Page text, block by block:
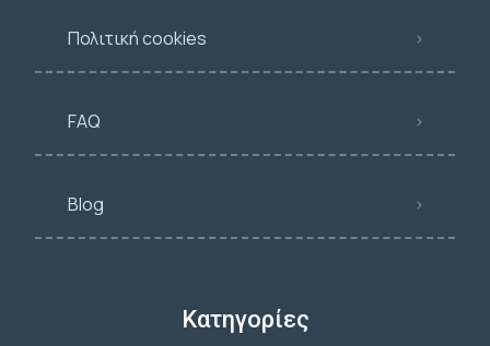
Πολιτική cookies
FAQ
Blog
Κατηγορίες